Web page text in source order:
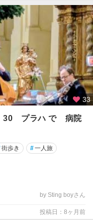
33
30 プラハ で 病院
街歩き #一人旅
by Sting boyさん
投稿日：8ヶ月前